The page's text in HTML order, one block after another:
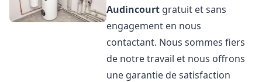
Audincourt gratuit et sans
engagement en nous
contactant. Nous sommes fiers
de notre travail et nous offrons
une garantie de satisfaction